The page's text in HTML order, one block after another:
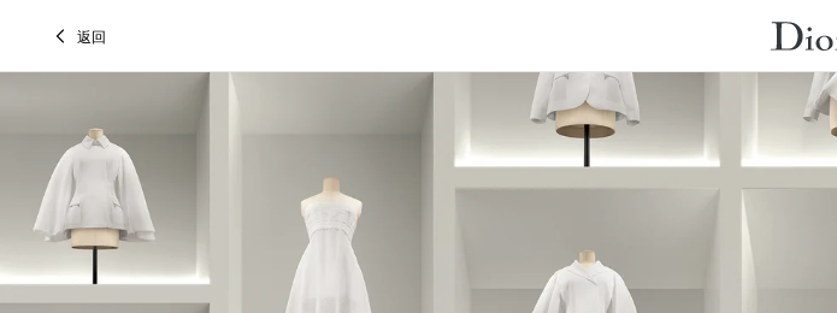
返回